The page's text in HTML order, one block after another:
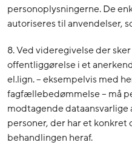
personoplysningerne. De
autoriseres til anvendelser,
8. Ved videregivelse der
offentliggørelse i et
el.lign. – eksempelvis med
fagfællebedømmelse – må
modtagende
personer, der har et konkret
behandlingen heraf.